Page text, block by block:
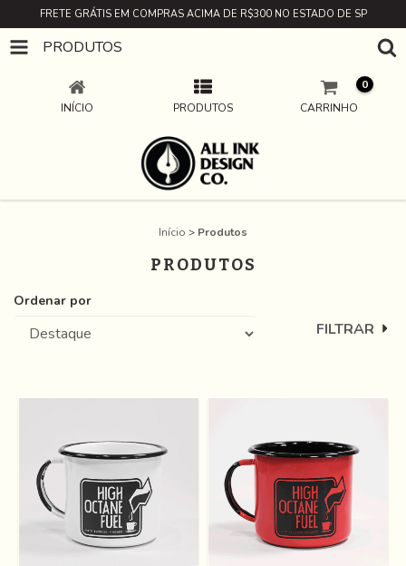
FRETE GRÁTIS EM COMPRAS ACIMA DE R$300 NO ESTADO DE SP
PRODUTOS
INÍCIO PRODUTOS CARRINHO
0
Início > Produtos
PRODUTOS
Ordenar por
FILTRAR